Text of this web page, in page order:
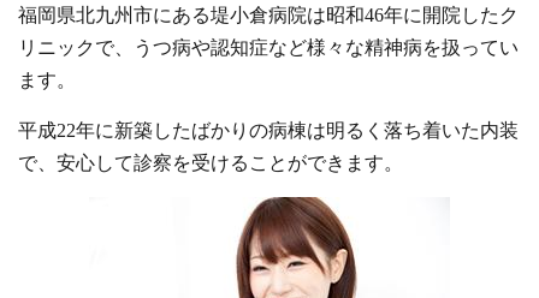
福岡県北九州市にある堤小倉病院は昭和46年に開院したク
リニックで、うつ病や認知症など様々な精神病を扱ってい
ます。
平成22年に新築したばかりの病棟は明るく落ち着いた内装
で、安心して診察を受けることができます。